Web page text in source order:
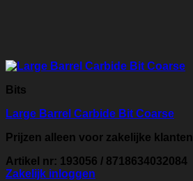
Bits
Large Barrel Carbide Bit Coarse
Prijzen alleen voor zakelijke klanten
Artikel nr: 193056 / 8718634032084
Zakelijk inloggen